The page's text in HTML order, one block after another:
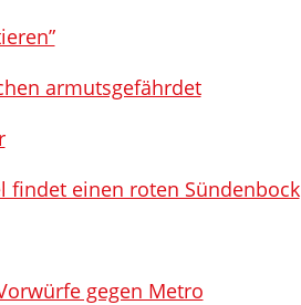
armutsgefährdet
findet einen roten Sündenbock
gegen Metro